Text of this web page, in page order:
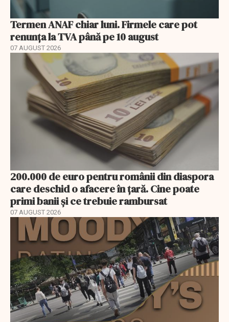
Termen ANAF chiar luni. Firmele care pot
renunța la TVA până pe 10 august
07 AUGUST 2026
200.000 de euro pentru românii din diaspora
care deschid o afacere în țară. Cine poate
primi banii și ce trebuie rambursat
07 AUGUST 2026